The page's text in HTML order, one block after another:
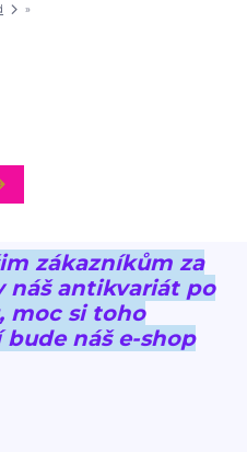
»
zákazníkům za
náš antikvariát po
moc si toho
náš e-shop